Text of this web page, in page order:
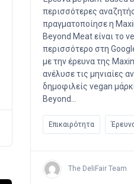
περισσότερες
πραγματοποίησε η
Beyond Meat είναι το
περισσότερο στη
με την έρευνα της
ανέλυσε τις μηνιαίες
δημοφιλείς vegan
Beyond…
Επικαιρότητα
The DeliFair Team